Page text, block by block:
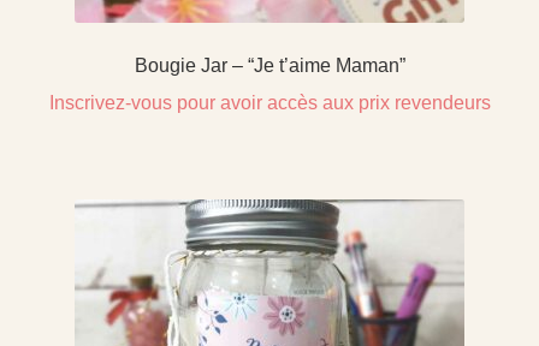
Bougie Jar – “Je t’aime Maman”
Inscrivez-vous pour avoir accès aux prix revendeurs